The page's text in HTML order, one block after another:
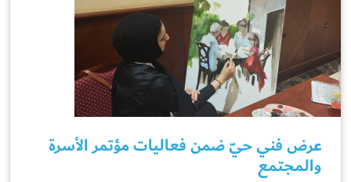
عرض فني حيّ ضمن فعاليات مؤتمر الأسرة
والمجتمع